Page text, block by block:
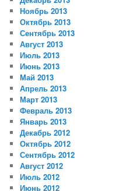
Ноябрь 2013
Октябрь 2013
Сентябрь 2013
Август 2013
Июль 2013
Июнь 2013
Май 2013
Апрель 2013
Март 2013
Февраль 2013
Январь 2013
Декабрь 2012
Октябрь 2012
Сентябрь 2012
Август 2012
Июль 2012
Июнь 2012